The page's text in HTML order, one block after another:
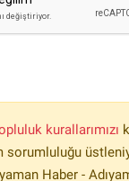
kurallarımızı
sorumluluğu
Haber -